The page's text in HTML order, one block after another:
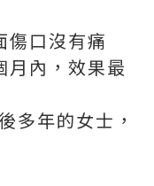
傷口沒有痛
月內，效果最
多年的女士，